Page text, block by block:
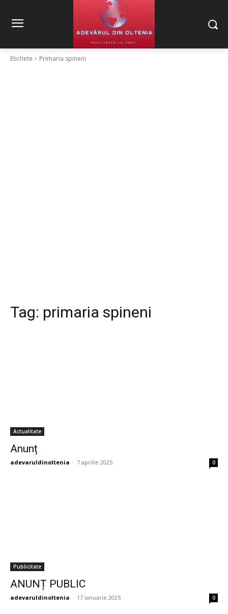
Etichete Primaria spineni
Tag: primaria spineni
Actualitate
Anunț
adevaruldinoltenia - 7 aprilie 2025 0
Publicitate
ANUNȚ PUBLIC
adevaruldinoltenia - 17 ianuarie 2025 0